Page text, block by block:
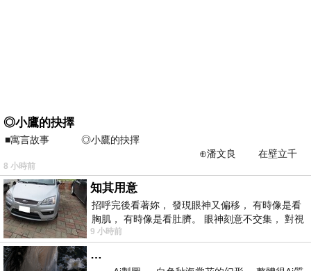
◎小鷹的抉擇
■寓言故事 ◎小鷹的抉擇
⊕潘文良 在壁立千
仞的懸崖上，有一座遮天蔽
8 小時前
知其用意
招呼完後看著妳， 發現眼神又偏移， 有時像是看
胸肌， 有時像是看肚臍。 眼神刻意不交集， 對視
視線不對齊， 讓我很難不
9 小時前
…